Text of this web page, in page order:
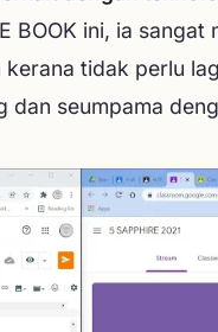
BOOK ini, ia sangat
tidak perlu
dan seumpama